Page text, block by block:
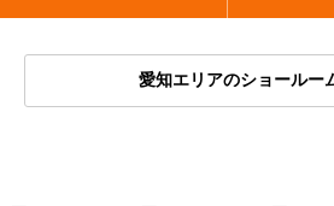
愛知エリアのショールー